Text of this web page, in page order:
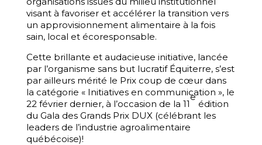
visant à favoriser et accélérer la transition vers
un approvisionnement alimentaire à la fois
sain, local et écoresponsable.
Cette brillante et audacieuse initiative, lancée
par l’organisme sans but lucratif Équiterre, s’est
par ailleurs mérité le Prix coup de cœur dans
la catégorie « Initiatives en communication », le
22 février dernier, à l’occasion de la 11
e
édition
du Gala des Grands Prix DUX (célébrant les
leaders de l’industrie agroalimentaire
québécoise)!